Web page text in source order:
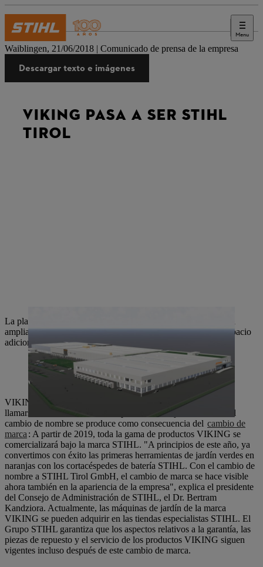
Menu
Prensa
Waiblingen, 21/06/2018 | Comunicado de prensa de la empresa
Descargar texto e imágenes
VIKING PASA A SER STIHL
TIROL
La planta de Langkampfen está construyendo actualmente una
ampliación que proporcionará 20.000 metros cuadrados de espacio
adicional. Su finalización está prevista para finales de 2018.
VIKING GmbH, con sede en Langkampfen, Austria, pasará a
llamarse STIHL Tirol GmbH a partir del 1 de julio de 2018. El
cambio de nombre se produce como consecuencia del cambio de
marca : A partir de 2019, toda la gama de productos VIKING se
comercializará bajo la marca STIHL. "A principios de este año, ya
convertimos con éxito las primeras herramientas de jardín verdes en
naranjas con los cortacéspedes de batería STIHL. Con el cambio de
nombre a STIHL Tirol GmbH, el cambio de marca se hace visible
ahora también en la apariencia de la empresa", explica el presidente
del Consejo de Administración de STIHL, el Dr. Bertram
Kandziora. Actualmente, las máquinas de jardín de la marca
VIKING se pueden adquirir en las tiendas especialistas STIHL. El
Grupo STIHL garantiza que los aspectos relativos a la garantía, las
piezas de repuesto y el servicio de los productos VIKING siguen
vigentes incluso después de este cambio de marca.